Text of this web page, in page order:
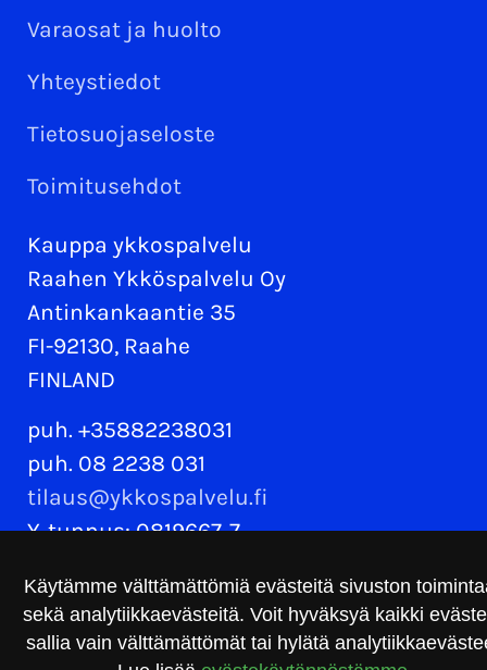
Varaosat ja huolto
Yhteystiedot
Tietosuojaseloste
Toimitusehdot
Kauppa ykkospalvelu
Raahen Ykköspalvelu Oy
Antinkankaantie 35
FI-92130, Raahe
FINLAND
puh. +35882238031
puh. 08 2238 031
tilaus@ykkospalvelu.fi
Y-tunnus: 0819667-7
Käytämme välttämättömiä evästeitä sivuston
sekä analytiikkaevästeitä. Voit hyväksyä kaikki
sallia vain välttämättömät tai hylätä